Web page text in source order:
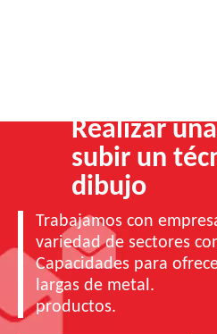
Realizar
subir un
dibujo
Trabajamos con
variedad de sectores
Capacidades para
largas de metal.
productos.